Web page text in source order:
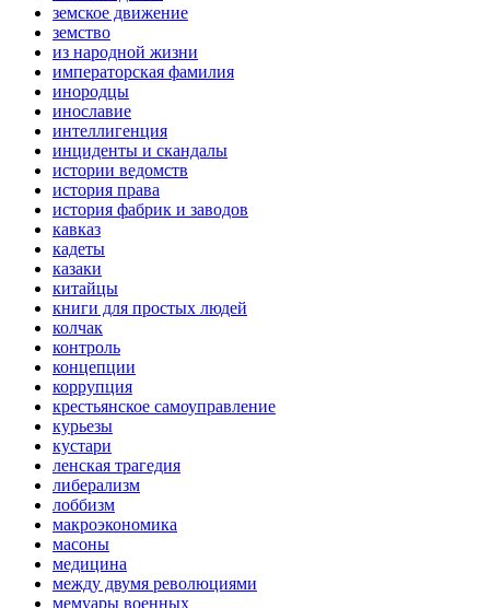
земское движение
земство
из народной жизни
императорская фамилия
инородцы
инославие
интеллигенция
инциденты и скандалы
истории ведомств
история права
история фабрик и заводов
кавказ
кадеты
казаки
китайцы
книги для простых людей
колчак
контроль
концепции
коррупция
крестьянское самоуправление
курьезы
кустари
ленская трагедия
либерализм
лоббизм
макроэкономика
масоны
медицина
между двумя революциями
мемуары военных